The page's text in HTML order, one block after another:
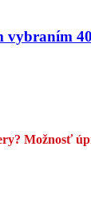
vybraním
Možnosť